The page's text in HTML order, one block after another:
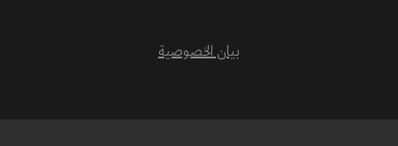
بيان الخصوصية